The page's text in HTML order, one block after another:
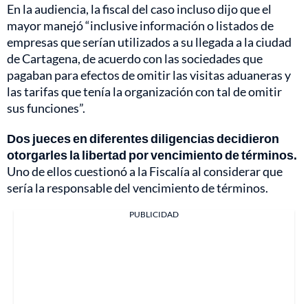
En la audiencia, la fiscal del caso incluso dijo que el
mayor manejó “inclusive información o listados de
empresas que serían utilizados a su llegada a la ciudad
de Cartagena, de acuerdo con las sociedades que
pagaban para efectos de omitir las visitas aduaneras y
las tarifas que tenía la organización con tal de omitir
sus funciones”.
Dos jueces en diferentes diligencias decidieron
otorgarles la libertad por vencimiento de términos.
Uno de ellos cuestionó a la Fiscalía al considerar que
sería la responsable del vencimiento de términos.
PUBLICIDAD